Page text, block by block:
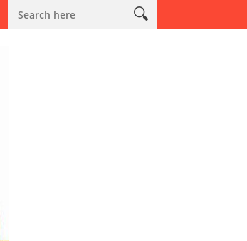
Kodim 0603/Lebak Salurkan Bantuan Air